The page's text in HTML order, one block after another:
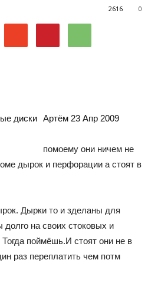
автомобилях
0
2616
Артём 23 Апр 2009
помоему они ничем не
дырок и перфорации а стоят в
Дырки то и зделаны для
на своих стоковых и
поймёшь.И стоят они не в
раз переплатить чем потм